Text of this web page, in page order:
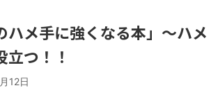
ハメ手に強くなる本」～ハメ
つ！！
12日